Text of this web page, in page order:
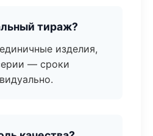
тираж?
изделия,
— сроки